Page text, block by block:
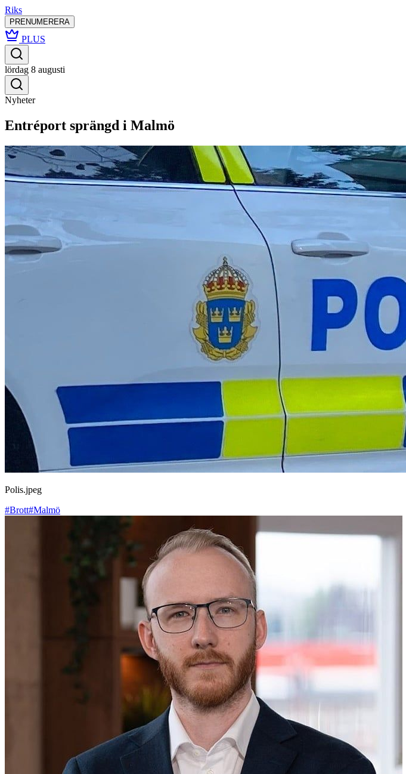
Riks
PRENUMERERA
PLUS
lördag 8 augusti
Nyheter
Entréport sprängd i Malmö
Polis.jpeg
#Brott#Malmö